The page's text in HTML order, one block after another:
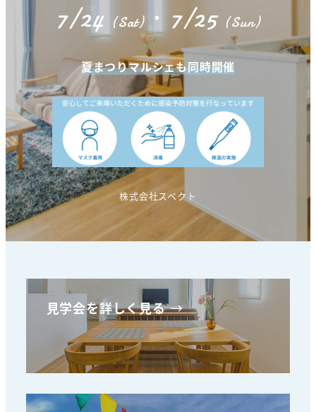
7/24 (Sat)・7/25 (Sun)
夏まつりマルシェも同時開催
株式会社スペクト
見学会を詳しく見る→